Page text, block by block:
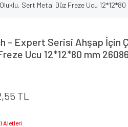
Sert Metal Düz Freze Ucu
- Expert Serisi Ahşap İçin
Ucu 12*12*80 mm
TL
Aletleri